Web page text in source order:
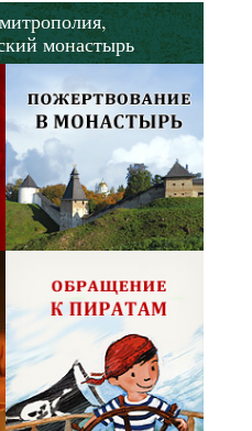
монастырь